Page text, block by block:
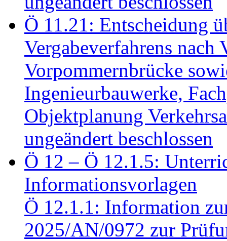
Ö 11.21: Entscheidung
Vergabeverfahrens
Vorpommernbrücke
Ingenieurbauwerke,
Objektplanung
ungeändert beschlossen
Ö 12 – Ö 12.1.5:
Informationsvorlagen
Ö 12.1.1: Information
2025/AN/0972 zur